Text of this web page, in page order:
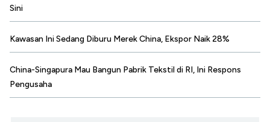
Sini
Kawasan Ini Sedang Diburu Merek China, Ekspor Naik 28%
China-Singapura Mau Bangun Pabrik Tekstil di RI, Ini Respons
Pengusaha